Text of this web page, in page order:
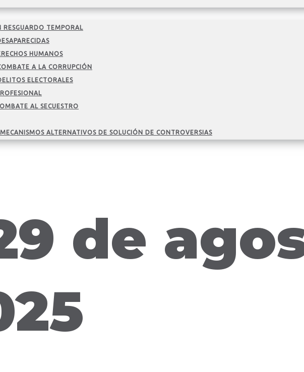
RESGUARDO TEMPORAL
HUMANOS
A LA CORRUPCIÓN
ELECTORALES
AL SECUESTRO
ALTERNATIVOS DE SOLUCIÓN DE CONTROVERSIAS
de